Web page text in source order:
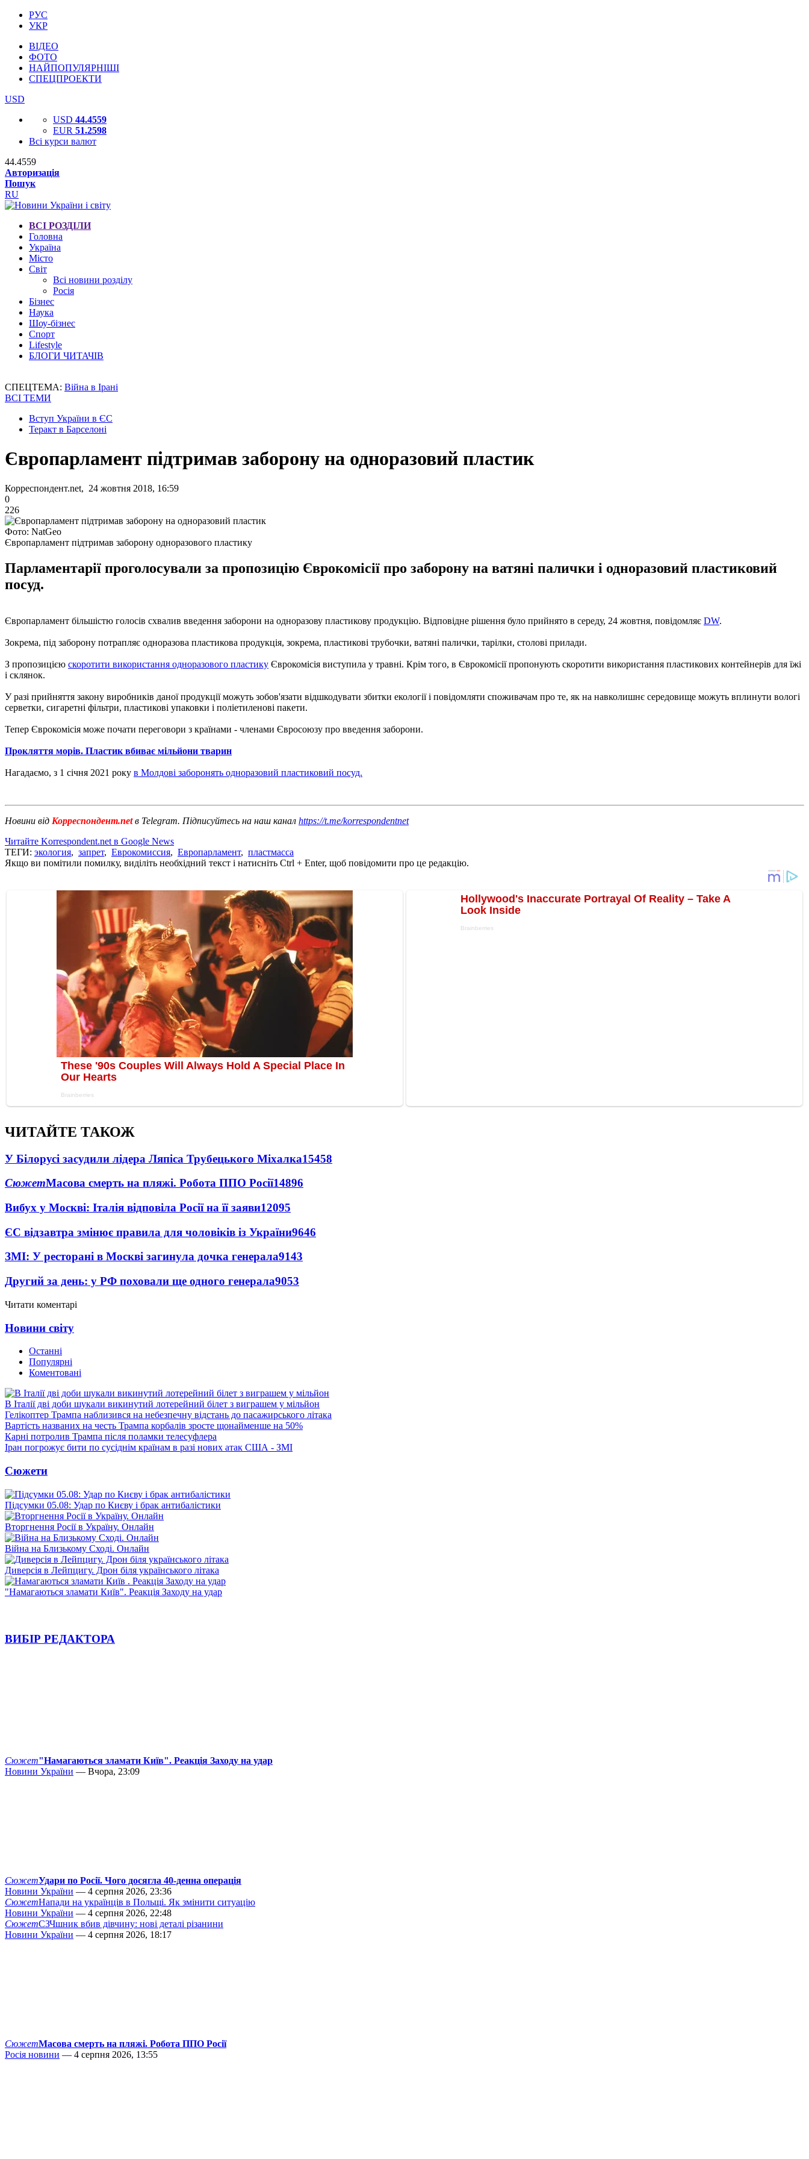
РУС
УКР
ВІДЕО
ФОТО
НАЙПОПУЛЯРНІШІ
СПЕЦПРОЕКТИ
USD
USD 44.4559
EUR 51.2598
Всі курси валют
44.4559
Авторизація
Пошук
RU
ВСІ РОЗДІЛИ
Головна
Україна
Місто
Світ
Всі новини розділу
Росія
Бізнес
Наука
Шоу-бізнес
Спорт
Lifestyle
БЛОГИ ЧИТАЧІВ
СПЕЦТЕМА: Війна в Ірані
ВСІ ТЕМИ
Вступ України в ЄС
Теракт в Барселоні
Європарламент підтримав заборону на одноразовий пластик
Корреспондент.net, 24 жовтня 2018, 16:59
0
226
Фото: NatGeo
Європарламент підтримав заборону одноразового пластику
Парламентарії проголосували за пропозицію Єврокомісії про заборону на ватяні палички і одноразовий пластиковий
посуд.
Європарламент більшістю голосів схвалив введення заборони на одноразову пластикову продукцію. Відповідне рішення було прийнято в середу, 24 жовтня, повідомляє DW.
Зокрема, під заборону потрапляє одноразова пластикова продукція, зокрема, пластикові трубочки, ватяні палички, тарілки, столові прилади.
З пропозицією скоротити використання одноразового пластику Єврокомісія виступила у травні. Крім того, в Єврокомісії пропонують скоротити використання пластикових контейнерів для їжі
і склянок.
У разі прийняття закону виробників даної продукції можуть зобов'язати відшкодувати збитки екології і повідомляти споживачам про те, як на навколишнє середовище можуть вплинути вологі
серветки, сигаретні фільтри, пластикові упаковки і поліетиленові пакети.
Тепер Єврокомісія може почати переговори з країнами - членами Євросоюзу про введення заборони.
Прокляття морів. Пластик вбиває мільйони тварин
Нагадаємо, з 1 січня 2021 року в Молдові заборонять одноразовий пластиковий посуд.
Новини від Корреспондент.netв Telegram. Підписуйтесь на наш канал https://t.me/korrespondentnet
Читайте Korrespondent.net в Google News
ТЕГИ: экология, запрет, Еврокомиссия, Европарламент, пластмасса
Якщо ви помітили помилку, виділіть необхідний текст і натисніть Ctrl + Enter, щоб повідомити про це редакцію.
ЧИТАЙТЕ ТАКОЖ
У Білорусі засудили лідера Ляпіса Трубецького Міхалка15458
СюжетМасова смерть на пляжі. Робота ППО Росії14896
Вибух у Москві: Італія відповіла Росії на її заяви12095
ЄС відзавтра змінює правила для чоловіків із України9646
ЗМІ: У ресторані в Москві загинула дочка генерала9143
Другий за день: у РФ поховали ще одного генерала9053
Читати коментарі
Новини світу
Останні
Популярні
Коментовані
В Італії дві доби шукали викинутий лотерейний білет з виграшем у мільйон
Гелікоптер Трампа наблизився на небезпечну відстань до пасажирського літака
Вартість названих на честь Трампа корбалів зросте щонайменше на 50%
Карні потролив Трампа після поламки телесуфлера
Іран погрожує бити по сусіднім країнам в разі нових атак США - ЗМІ
Сюжети
Підсумки 05.08: Удар по Києву і брак антибалістики
Вторгнення Росії в Україну. Онлайн
Війна на Близькому Сході. Онлайн
Диверсія в Лейпцигу. Дрон біля українського літака
"Намагаються зламати Київ". Реакція Заходу на удар
ВИБІР РЕДАКТОРА
Сюжет"Намагаються зламати Київ". Реакція Заходу на удар
Новини України — Вчора, 23:09
СюжетУдари по Росії. Чого досягла 40-денна операція
Новини України — 4 серпня 2026, 23:36
СюжетНапади на українців в Польщі. Як змінити ситуацію
Новини України — 4 серпня 2026, 22:48
СюжетСЗЧшник вбив дівчину: нові деталі різанини
Новини України — 4 серпня 2026, 18:17
СюжетМасова смерть на пляжі. Робота ППО Росії
Росія новини — 4 серпня 2026, 13:55